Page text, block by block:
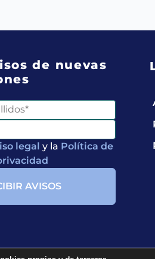
de nuevas
legal y la Política de